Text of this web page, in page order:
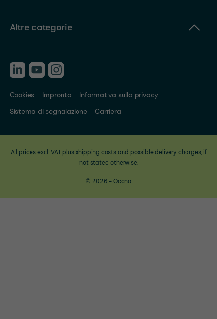
Altre categorie
Cookies Impronta
Informativa sulla privacy
Sistema di segnalazione
Carriera
All prices excl. VAT plus shipping costsand possible delivery charges, if
not stated otherwise.
© 2026 - Ocono